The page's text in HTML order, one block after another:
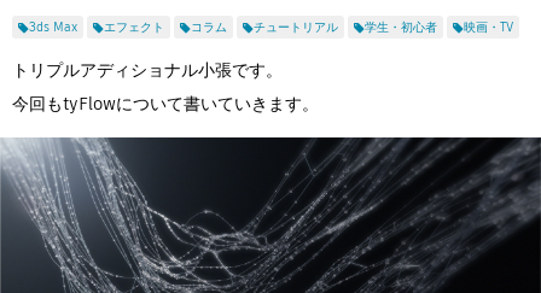
Columns Tutorials User Stories
ムービー イベント
注目のキーワード
3DCGとは
ゲーム開発
建築・製造
アニメ
教育機関・学生
3ds Max エフェクト コラム チュートリアル 学生・初心者 映画・TV
トリプルアディショナル小張です。
今回もtyFlowについて書いていきます。